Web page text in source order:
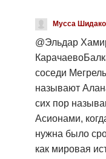
Мусса
@Эльдар
соседи
называют
сих пор
Асионами,
нужна было
как мировая